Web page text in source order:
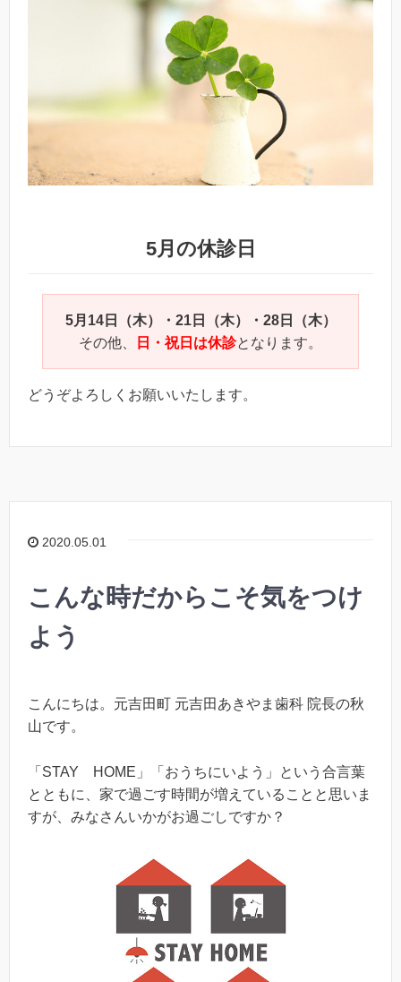
5月の休診日
5月14日（木）・21日（木）・28日（木）
その他、
日・祝日は休診となります。
どうぞよろしくお願いいたします。
2020.05.01
こんな時だからこそ気をつけ
よう
こんにちは。元吉田町 元吉田あきやま歯科 院長の秋
山です。
「STAY HOME」「おうちにいよう」という合言葉
とともに、家で過ごす時間が増えていることと思いま
すが、みなさんいかがお過ごしですか？